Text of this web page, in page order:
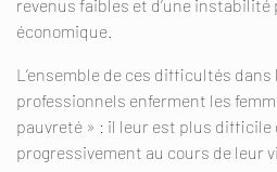
revenus faibles et d’une
économique.
L’ensemble de ces difficultés
professionnels enferment les
pauvreté » : il leur est plus difficile
progressivement au cours de leur